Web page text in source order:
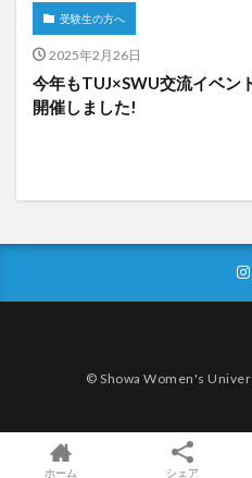
受験生の方へ
2025年2月26日
今年もTUJ×SWU交流イベン
開催しました!
© Showa Women's
ホーム シェア